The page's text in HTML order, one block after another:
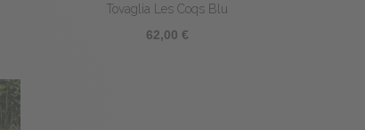
Tovaglia Les Coqs Blu
62,00 €